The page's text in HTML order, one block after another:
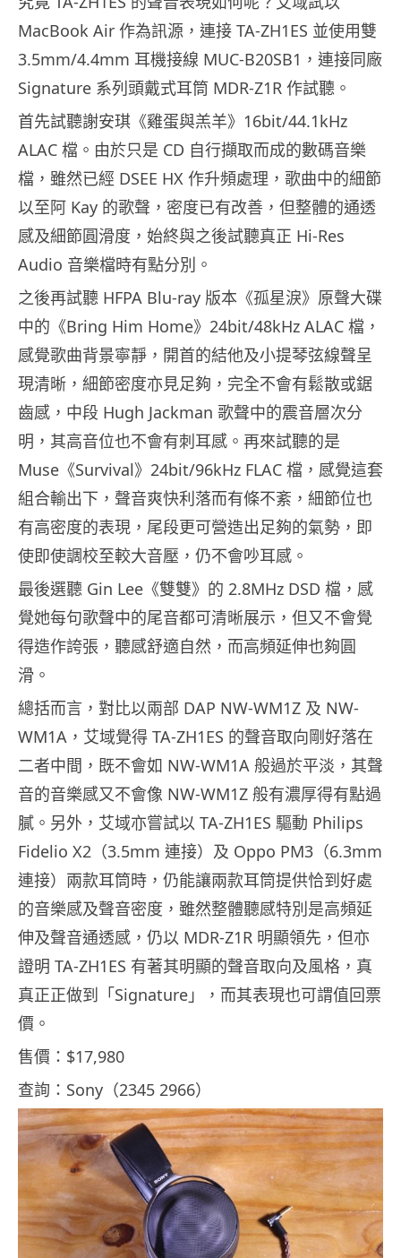
MacBook Air 作為訊源，連接 TA-ZH1ES 並使用雙
3.5mm/4.4mm 耳機接線 MUC-B20SB1，連接同廠
Signature 系列頭戴式耳筒 MDR-Z1R 作試聽。
首先試聽謝安琪《雞蛋與羔羊》16bit/44.1kHz
ALAC 檔。由於只是 CD 自行擷取而成的數碼音樂
檔，雖然已經 DSEE HX 作升頻處理，歌曲中的細節
以至阿 Kay 的歌聲，密度已有改善，但整體的通透
感及細節圓滑度，始終與之後試聽真正 Hi-Res
Audio 音樂檔時有點分別。
之後再試聽 HFPA Blu-ray 版本《孤星淚》原聲大碟
中的《Bring Him Home》24bit/48kHz ALAC 檔，
感覺歌曲背景寧靜，開首的結他及小提琴弦線聲呈
現清晰，細節密度亦見足夠，完全不會有鬆散或鋸
齒感，中段 Hugh Jackman 歌聲中的震音層次分
明，其高音位也不會有刺耳感。再來試聽的是
Muse《Survival》24bit/96kHz FLAC 檔，感覺這套
組合輸出下，聲音爽快利落而有條不紊，細節位也
有高密度的表現，尾段更可營造出足夠的氣勢，即
使即使調校至較大音壓，仍不會吵耳感。
最後選聽 Gin Lee《雙雙》的 2.8MHz DSD 檔，感
覺她每句歌聲中的尾音都可清晰展示，但又不會覺
得造作誇張，聽感舒適自然，而高頻延伸也夠圓
滑。
總括而言，對比以兩部 DAP NW-WM1Z 及 NW-
WM1A，艾域覺得 TA-ZH1ES 的聲音取向剛好落在
二者中間，既不會如 NW-WM1A 般過於平淡，其聲
音的音樂感又不會像 NW-WM1Z 般有濃厚得有點過
膩。另外，艾域亦嘗試以 TA-ZH1ES 驅動 Philips
Fidelio X2（3.5mm 連接）及 Oppo PM3（6.3mm
連接）兩款耳筒時，仍能讓兩款耳筒提供恰到好處
的音樂感及聲音密度，雖然整體聽感特別是高頻延
伸及聲音通透感，仍以 MDR-Z1R 明顯領先，但亦
證明 TA-ZH1ES 有著其明顯的聲音取向及風格，真
真正正做到「Signature」，而其表現也可謂值回票
價。
售價：$17,980
查詢：Sony（2345 2966）